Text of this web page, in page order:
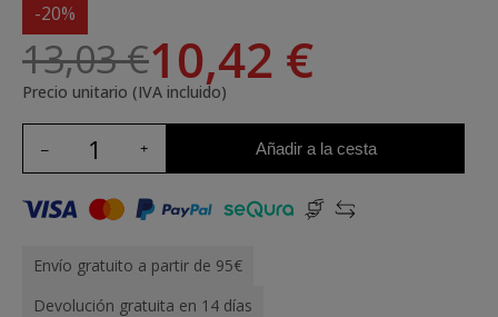
-20%
13,03 €10,42 €
Precio unitario (IVA incluido)
Añadir a la cesta
Envío gratuito a partir de 95€
Devolución gratuita en 14 días